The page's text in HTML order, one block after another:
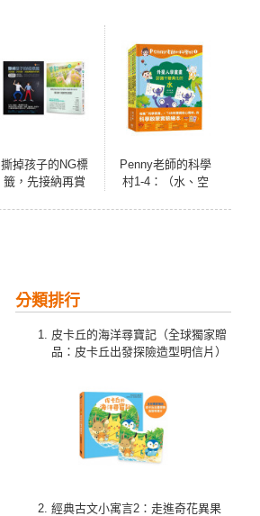
撕掉孩子的NG標
籤，先接納再賞
Penny老師的科學
村1-4：（水、空
分類排行
皮卡丘的海洋尋寶記（全球獨家贈
品：皮卡丘出發探險造型明信片）
經典古文小寓言2：走進奇花異果